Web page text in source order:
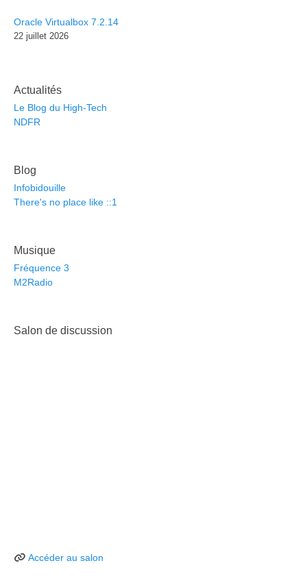
Oracle Virtualbox 7.2.14
22 juillet 2026
Actualités
Le Blog du High-Tech
NDFR
Blog
Infobidouille
There's no place like ::1
Musique
Fréquence 3
M2Radio
Salon de discussion
Accéder au salon